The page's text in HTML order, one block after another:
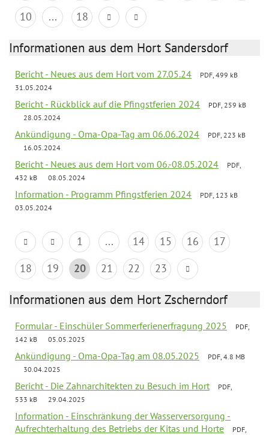
10
... 18
Informationen aus dem Hort Sandersdorf
Bericht - Neues aus dem Hort vom 27.05.24
PDF, 499 kB
31.05.2024
Bericht - Rückblick auf die Pfingstferien 2024
PDF, 259 kB
28.05.2024
Ankündigung - Oma-Opa-Tag am 06.06.2024
PDF, 223 kB
16.05.2024
Bericht - Neues aus dem Hort vom 06.-08.05.2024
PDF,
432 kB
08.05.2024
Information - Programm Pfingstferien 2024
PDF, 123 kB
03.05.2024
1 ... 14 15 16
17
18
19 20 21 22 23
Informationen aus dem Hort Zscherndorf
Formular - Einschüler Sommerferienerfragung 2025
PDF,
142 kB
05.05.2025
Ankündigung - Oma-Opa-Tag am 08.05.2025
PDF, 4.8 MB
30.04.2025
Bericht - Die Zahnarchitekten zu Besuch im Hort
PDF,
533 kB
29.04.2025
Information - Einschränkung der Wasserversorgung -
Aufrechterhaltung des Betriebs der Kitas und Horte
PDF,